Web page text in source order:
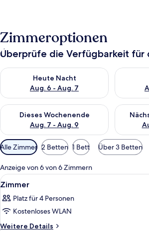
Zimmeroptionen
Überprüfe die Verfügbarkeit für
Heute Nacht
Aug. 6 - Aug. 7
Überprüfe die Verfügbarkeit für heute
Dieses Wochenende
Aug. 7 - Aug. 9
Überprüfe die Verfügbarkeit für dieses
Verfügbare
Filter
für
Zimmer
Alle Zimmer 2 Betten 1 Bett Über 3 Betten
Anzeige von 6 von 6 Zimmern
Alle
Fotos
für
Zimmer
anzeigen
Ein
3
Zimmer
Platz für 4 Personen
Kostenloses WLAN
Weitere Details
Weitere